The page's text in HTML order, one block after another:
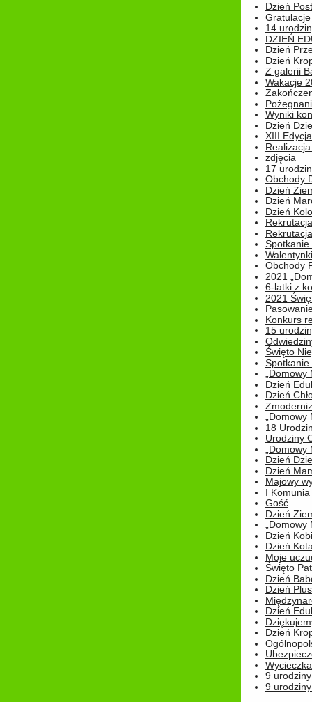
Dzień
14
DZIEŃ
Dzień
Dzień
Z galerii
Wakacje
Wyniki
Dzień
XIII
zdjęcia
17
Obchody
Dzień
Dzień
Dzień
Rekrutacja
Spotkanie
Obchody
2021
6-latki z
2021
Konkurs
15
Święto
Spotkanie
Dzień
Dzień
18
Urodziny
Dzień
Dzień
Majowy
I
Gość
Dzień
Dzień
Dzień
Moje
Święto
Dzień
Dzień
Dzień
Dzień
9
9